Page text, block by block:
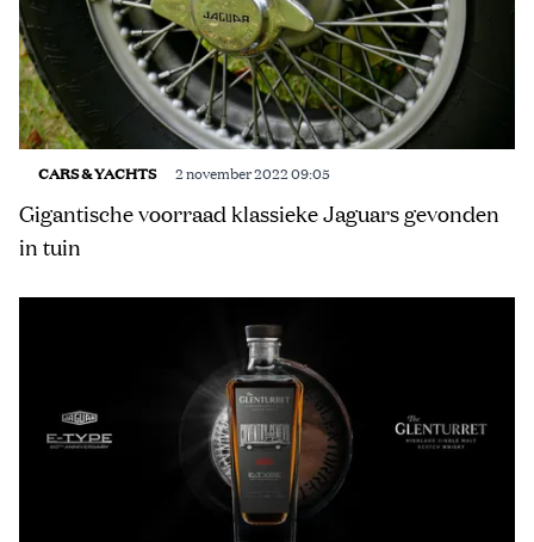
CARS & YACHTS 2 november 2022 09:05
Gigantische voorraad klassieke Jaguars gevonden
in tuin